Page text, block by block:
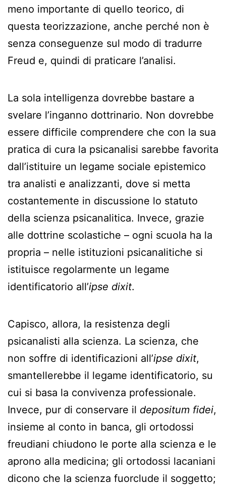
meno importante di quello teorico, di
questa teorizzazione, anche perché non è
senza conseguenze sul modo di tradurre
Freud e, quindi di praticare l’analisi.
La sola intelligenza dovrebbe bastare a
svelare l’inganno dottrinario. Non dovrebbe
essere difficile comprendere che con la sua
pratica di cura la psicanalisi sarebbe favorita
dall’istituire un legame sociale epistemico
tra analisti e analizzanti, dove si metta
costantemente in discussione lo statuto
della scienza psicanalitica. Invece, grazie
alle dottrine scolastiche – ogni scuola ha la
propria – nelle istituzioni psicanalitiche si
istituisce regolarmente un legame
identificatorio all’ipse dixit.
Capisco, allora, la resistenza degli
psicanalisti alla scienza. La scienza, che
non soffre di identificazioni all’ipse dixit,
smantellerebbe il legame identificatorio, su
cui si basa la convivenza professionale.
Invece, pur di conservare il depositum fidei,
insieme al conto in banca, gli ortodossi
freudiani chiudono le porte alla scienza e le
aprono alla medicina; gli ortodossi lacaniani
dicono che la scienza fuorclude il soggetto;